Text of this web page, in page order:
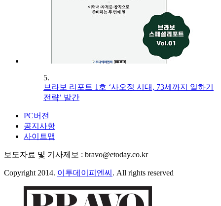
5.
브라보 리포트 1호 ‘사오정 시대, 73세까지 일하기
전략’ 발간
PC버전
공지사항
사이트맵
보도자료 및 기사제보 : bravo@etoday.co.kr
Copyright 2014. 이투데이피엔씨 . All rights reserved